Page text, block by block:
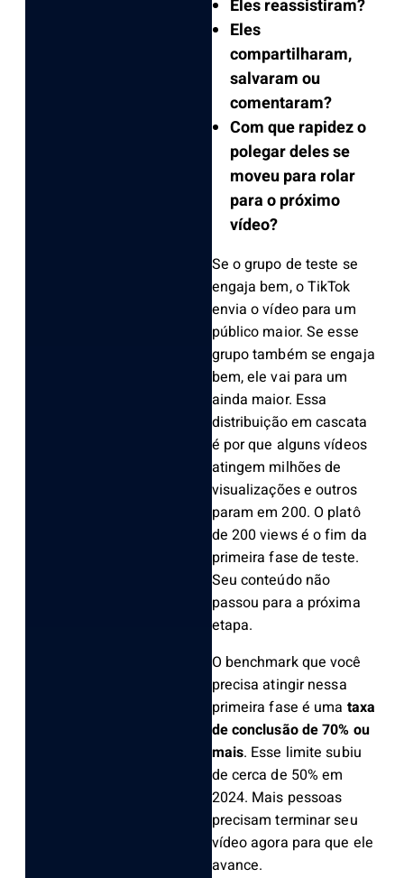
Eles reassistiram?
Eles
compartilharam,
salvaram ou
comentaram?
Com que rapidez o
polegar deles se
moveu para rolar
para o próximo
vídeo?
Se o grupo de teste se
engaja bem, o TikTok
envia o vídeo para um
público maior. Se esse
grupo também se engaja
bem, ele vai para um
ainda maior. Essa
distribuição em cascata
é por que alguns vídeos
atingem milhões de
visualizações e outros
param em 200. O platô
de 200 views é o fim da
primeira fase de teste.
Seu conteúdo não
passou para a próxima
etapa.
O benchmark que você
precisa atingir nessa
primeira fase é uma taxa
de conclusão de 70% ou
mais. Esse limite subiu
de cerca de 50% em
2024. Mais pessoas
precisam terminar seu
vídeo agora para que ele
avance.